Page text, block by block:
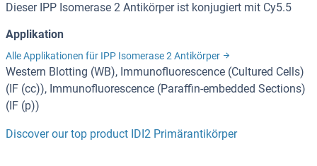
Dieser IPP Isomerase 2 Antikörper ist konjugiert mit Cy5.5
Applikation
Alle Applikationen für IPP Isomerase 2 Antikörper
Western Blotting (WB), Immunofluorescence (Cultured Cells)
(IF (cc)), Immunofluorescence (Paraffin-embedded Sections)
(IF (p))
Discover our top product IDI2 Primärantikörper